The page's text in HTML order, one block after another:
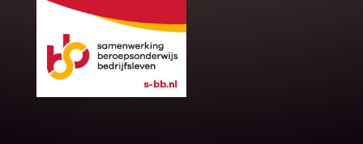
Gratis offerte
op maat?
Binnen 24 uur jouw gratis offerte
10 jaar garantie op de montage